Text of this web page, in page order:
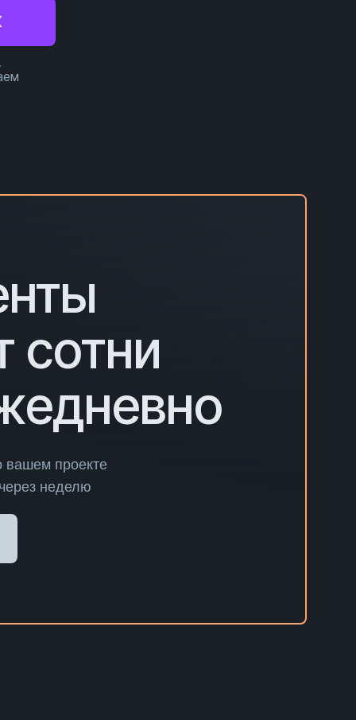
сотни
вашем проекте
неделю